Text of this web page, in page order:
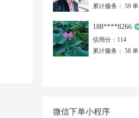
累计服务： 59 单
188****8266
信用分：114
累计服务： 58 单
微信下单小程序